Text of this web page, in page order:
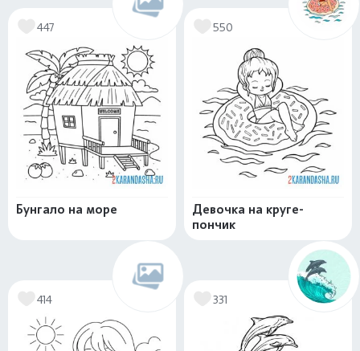
447
Бунгало на море
550
Девочка на круге-
пончик
414 331